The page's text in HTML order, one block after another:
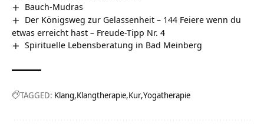
Bauch-Mudras
Der Königsweg zur Gelassenheit – 144 Feiere wenn du
etwas erreicht hast – Freude-Tipp Nr. 4
Spirituelle Lebensberatung in Bad Meinberg
TAGGED: Klang Klangtherapie Kur Yogatherapie